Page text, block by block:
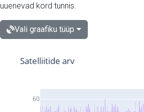
uuenevad kord tunnis.
Vali graafiku tüüp
60
Satelliitide arv